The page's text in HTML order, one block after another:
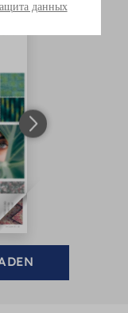
данных